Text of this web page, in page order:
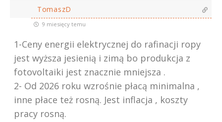
TomaszD
9 miesięcy temu
1-Ceny energii elektrycznej do rafinacji ropy
jest wyższa jesienią i zimą bo produkcja z
fotovoltaiki jest znacznie mniejsza .
2- Od 2026 roku wzrośnie płacą minimalna ,
inne płace też rosną. Jest inflacja , koszty
pracy rosną.